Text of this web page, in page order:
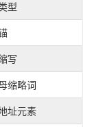
型
写
缩略词
址元素